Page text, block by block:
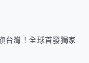
台灣！全球首發獨家